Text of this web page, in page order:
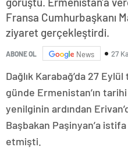
Fransa Cumhurbaşkanı
ziyaret gerçekleştirdi.
ABONE OL News 27
Dağlık Karabağ’da 27
günde Ermenistan’ın
yenilginin ardından
Başbakan Paşinyan’a
etmişti.